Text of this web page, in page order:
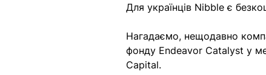
Для українців Nibble є
Нагадаємо, нещодавно
фонду Endeavor Catalyst у
Capital.